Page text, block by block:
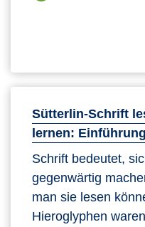
Sütterlin-Schrift
lernen: Einführung
Schrift bedeutet,
gegenwärtig
man sie lesen
Hieroglyphen